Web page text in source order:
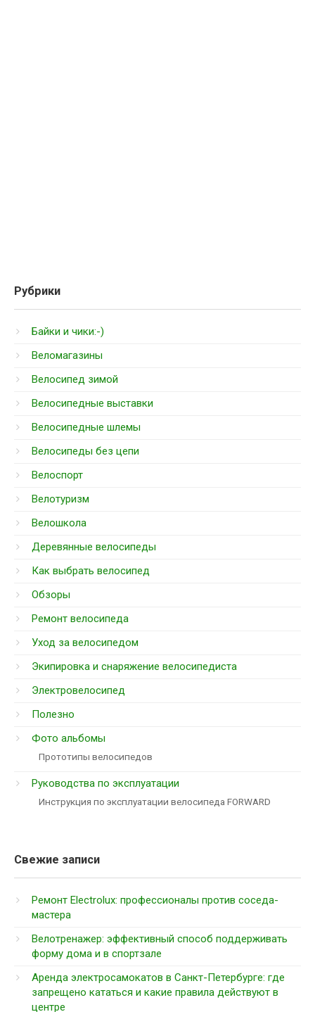
Рубрики
Байки и чики:-)
Веломагазины
Велосипед зимой
Велосипедные выставки
Велосипедные шлемы
Велосипеды без цепи
Велоспорт
Велотуризм
Велошкола
Деревянные велосипеды
Как выбрать велосипед
Обзоры
Ремонт велосипеда
Уход за велосипедом
Экипировка и снаряжение велосипедиста
Электровелосипед
Полезно
Фото альбомы
Прототипы велосипедов
Руководства по эксплуатации
Инструкция по эксплуатации велосипеда FORWARD
Свежие записи
Ремонт Electrolux: профессионалы против соседа-
мастера
Велотренажер: эффективный способ поддерживать
форму дома и в спортзале
Аренда электросамокатов в Санкт-Петербурге: где
запрещено кататься и какие правила действуют в
центре